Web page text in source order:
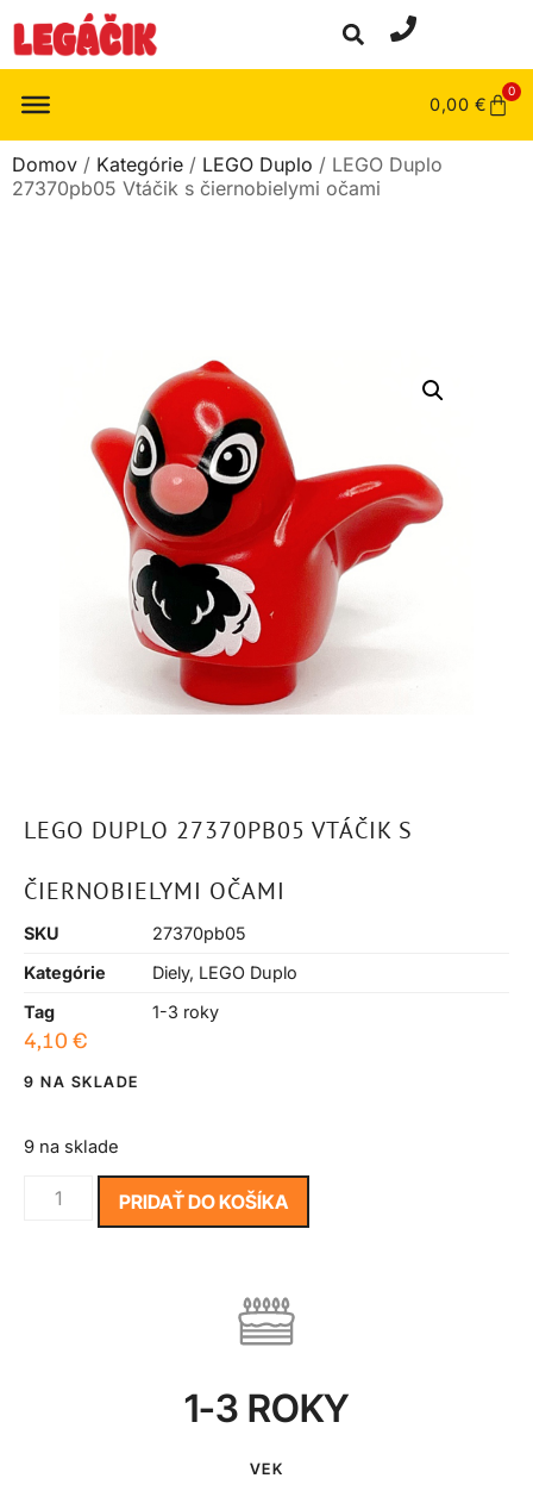
0,00 €
0
Domov / Kategórie / LEGO Duplo / LEGO Duplo
27370pb05 Vtáčik s čiernobielymi očami
LEGO DUPLO 27370PB05 VTÁČIK S
ČIERNOBIELYMI OČAMI
SKU
27370pb05
Kategórie
Diely, LEGO Duplo
Tag
1-3 roky
4,10 €
9 NA SKLADE
9 na sklade
PRIDAŤ DO KOŠÍKA
1-3 ROKY
VEK